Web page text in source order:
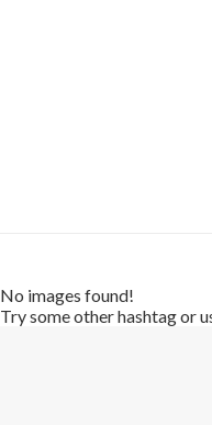
No images found!
Try some other hashtag or